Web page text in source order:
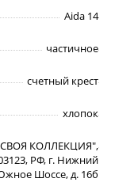
Aida 14
частичное
счетный крест
хлопок
КОЛЛЕКЦИЯ",
РФ, г. Нижний
Шоссе, д. 16б